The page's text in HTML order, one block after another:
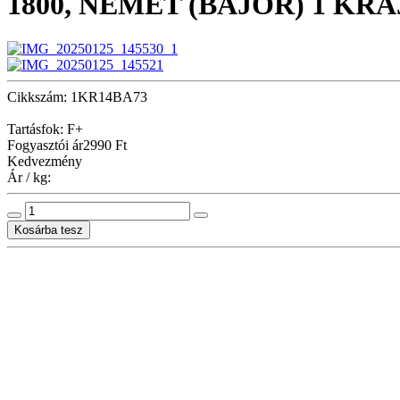
Cikkszám: 1KR14BA73
Tartásfok: F+
Fogyasztói ár2990 Ft
Kedvezmény
Ár / kg: